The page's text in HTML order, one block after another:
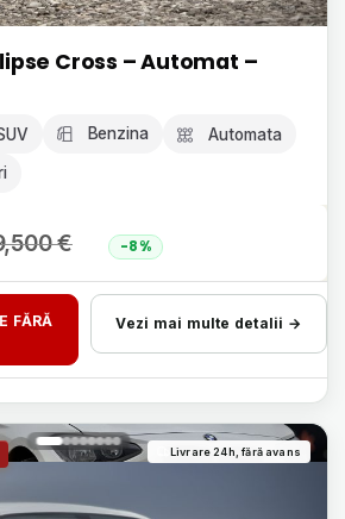
Cross – Automat –
Benzina Automata
€ -8%
FĂRĂ
Vezi mai multe detalii →
Livrare 24h, fără avans